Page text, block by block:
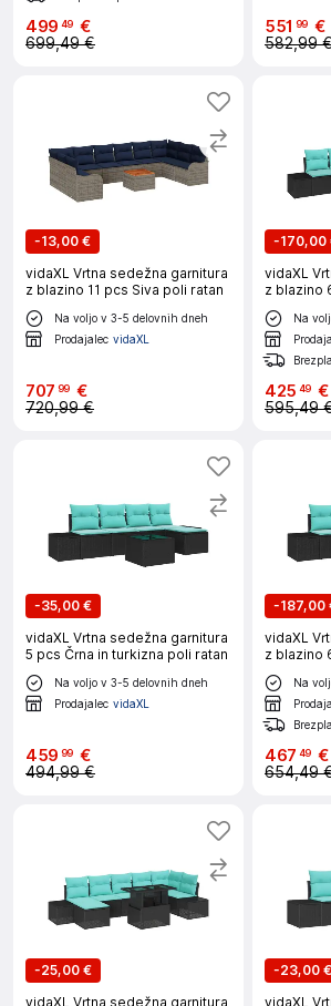
499 49 €
699,49 €
551 99 €
582,99
-13,00 €
vidaXL Vrtna sedežna garnitura
z blazino 11 pcs Siva poli ratan
Na voljo v 3-5 delovnih dneh
Prodajalec vidaXL
707 99 €
720,99 €
-170,00
vidaXL
z blazino
Na
425 49 €
595,49
-35,00 €
vidaXL Vrtna sedežna garnitura
5 pcs Črna in turkizna poli ratan
Na voljo v 3-5 delovnih dneh
Prodajalec vidaXL
459 99 €
494,99 €
-187,00
vidaXL
z blazino
Na
467 49 €
654,49
-25,00 €
vidaXL Vrtna sedežna garnitura
-23,00 €
vidaXL